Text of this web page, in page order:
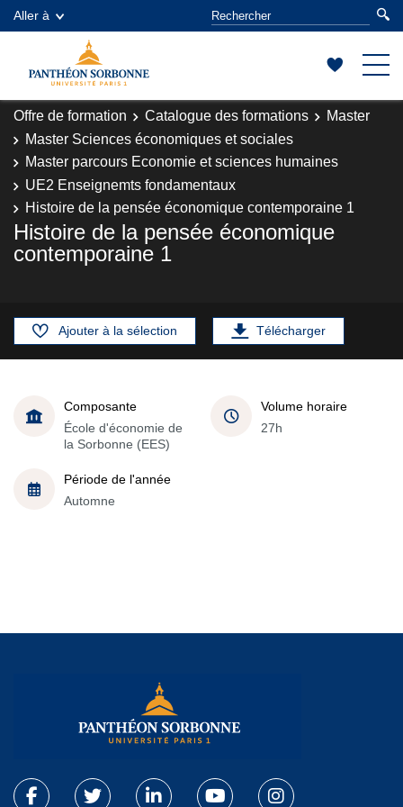
Aller à
Offre de formation Catalogue des formations
Master
Master Sciences économiques et sociales
Master parcours Economie et sciences humaines
UE2 Enseignemts fondamentaux
Histoire de la pensée économique contemporaine 1
Histoire de la pensée économique
contemporaine 1
Ajouter à la sélection Télécharger
Composante
École d'économie de
la Sorbonne (EES)
Volume horaire
27h
Période de l'année
Automne